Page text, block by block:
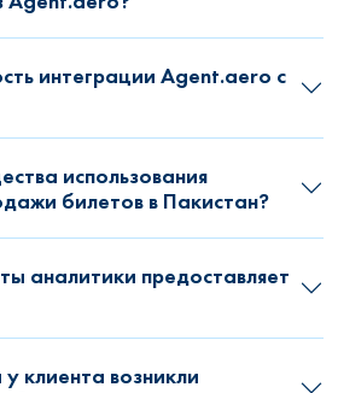
интеграции Agent.aero с
использования
билетов в Пакистан?
аналитики предоставляет
клиента возникли